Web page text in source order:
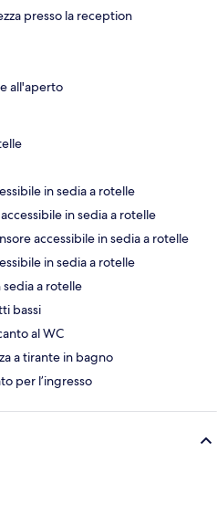
presso la reception
all'aperto
in sedia a rotelle
in sedia a rotelle
accessibile in sedia a rotelle
in sedia a rotelle
sedia a rotelle
bassi
al WC
a tirante in bagno
per l’ingresso